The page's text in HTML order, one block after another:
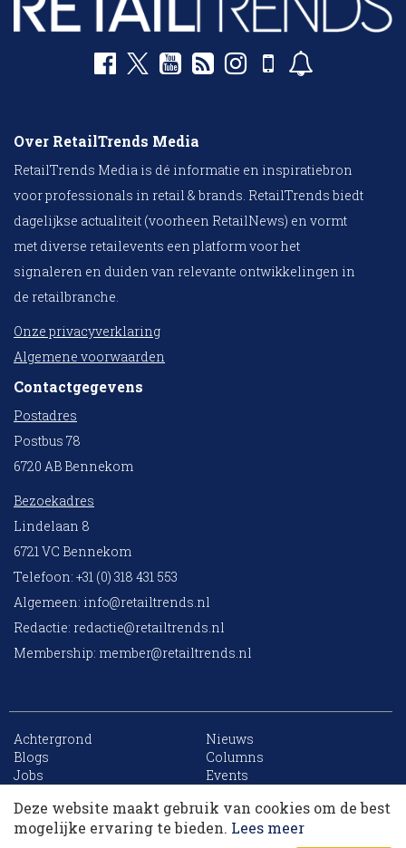
Over RetailTrends Media
RetailTrends Media is dé informatie en inspiratiebron
voor professionals in retail & brands. RetailTrends biedt
dagelijkse actualiteit (voorheen RetailNews) en vormt
met diverse retailevents een platform voor het
signaleren en duiden van relevante ontwikkelingen in
de retailbranche.
Onze privacyverklaring
Algemene voorwaarden
Contactgegevens
Postadres
Postbus 78
6720 AB Bennekom
Bezoekadres
Lindelaan 8
6721 VC Bennekom
Telefoon: +31 (0) 318 431 553
Algemeen: info@retailtrends.nl
Redactie: redactie@retailtrends.nl
Membership: member@retailtrends.nl
Achtergrond
Nieuws
Blogs
Columns
Jobs
Events
Archief
Sitemap
Deze website maakt gebruik van cookies om de best
mogelijke ervaring te bieden. Lees meer
10 collega’s
Korting op events